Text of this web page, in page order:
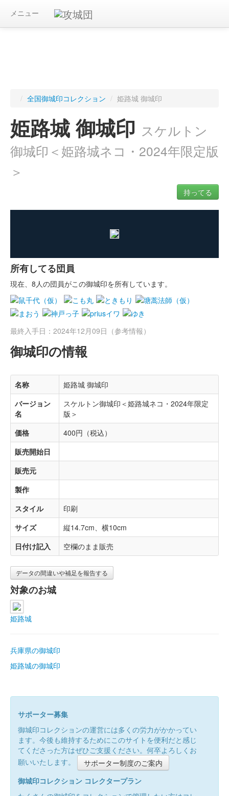
メニュー
/ 全国御城印コレクション / 姫路城 御城印
姫路城 御城印 スケルトン
御城印＜姫路城ネコ・2024年限定版
＞
持ってる
所有してる団員
現在、8人の団員がこの御城印を所有しています。
最終入手日：2024年12月09日（参考情報）
御城印の情報
名称
姫路城 御城印
バージョン
名
スケルトン御城印＜姫路城ネコ・2024年限定
版＞
価格
400円（税込）
販売開始日
販売元
製作
スタイル
印刷
サイズ
縦14.7cm、横10cm
日付け記入
空欄のまま販売
データの間違いや補足を報告する
対象のお城
姫路城
兵庫県の御城印
姫路城の御城印
サポーター募集
御城印コレクションの運営には多くの労力がかかってい
ます。今後も維持するためにこのサイトを便利だと感じ
てくださった方はぜひご支援ください。何卒よろしくお
願いいたします。
サポーター制度のご案内
御城印コレクション コレクタープラン